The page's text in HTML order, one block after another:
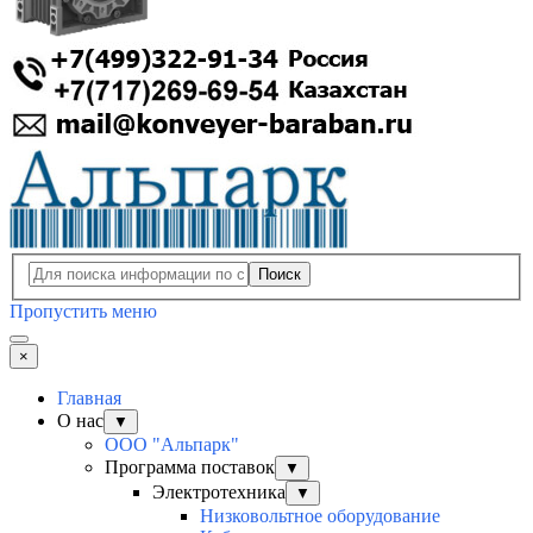
Поиск
Пропустить меню
×
Главная
О нас
▼
ООО "Альпарк"
Программа поставок
▼
Электротехника ▼
Низковольтное оборудование